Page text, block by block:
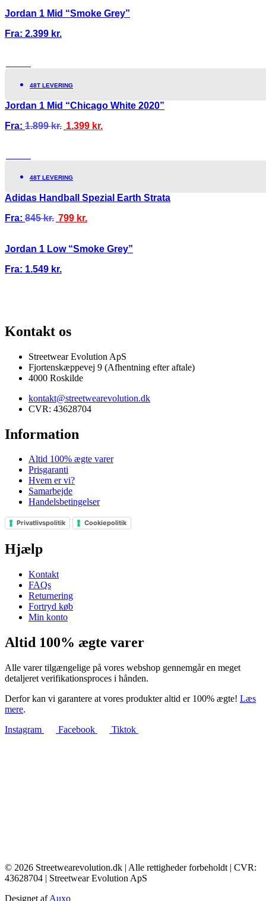
Jordan 1 Mid “Smoke Grey”
Fra: 2.399 kr.
48T LEVERING
Jordan 1 Mid “Chicago White 2020”
Fra: 1.899kr. 1.399 kr.
48T LEVERING
Adidas Handball Spezial Earth Strata
Fra: 845kr. 799 kr.
Jordan 1 Low “Smoke Grey”
Fra: 1.549 kr.
Kontakt os
Streetwear Evolution ApS
Fjortenskæppevej 9 (Afhentning efter aftale)
4000 Roskilde
kontakt@streetwearevolution.dk
CVR: 43628704
Information
Altid 100% ægte varer
Prisgaranti
Hvem er vi?
Samarbejde
Handelsbetingelser
Privatlivspolitik Cookiepolitik
Hjælp
Kontakt
FAQs
Returnering
Fortryd køb
Min konto
Altid 100% ægte varer
Alle varer tilgængelige på vores webshop gennemgår en meget
detaljeret verifikationsproces i hånden.
Derfor kan vi garantere at vores produkter altid er 100% ægte! Læs
mere.
Instagram
Facebook Tiktok
© 2026 Streetwearevolution.dk | Alle rettigheder forbeholdt | CVR:
43628704 | Streetwear Evolution ApS
Designet afAuxo